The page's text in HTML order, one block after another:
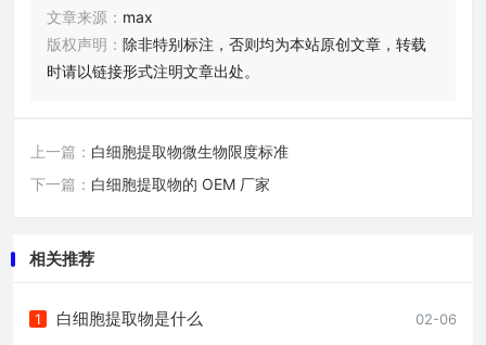
文章来源： max
版权声明： 除非特别标注，否则均为本站原创文章，转载
时请以链接形式注明文章出处。
上一篇： 白细胞提取物微生物限度标准
下一篇： 白细胞提取物的 OEM 厂家
相关推荐
02-06
1 白细胞提取物是什么